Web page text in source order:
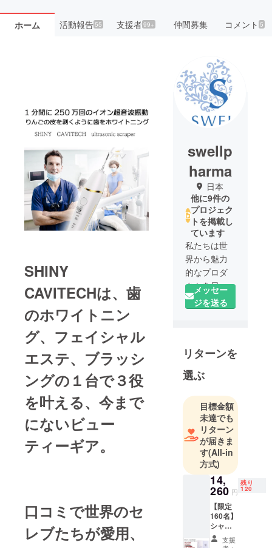
ホーム 活動報告55 支援者99+ 仲間募集 コメント5
SHINY
CAVITECHは、歯
のホワイトニン
グ、フェイシャル
エステ、ブラッシ
ングの１台で３役
を叶える、今まで
にないビュー
ティーギア。
口コミで世界のセ
レブたちが愛用、
swellp
harma
日本
他に9件の
プロジェク
トを掲載し
ています
私たちは世
界から魅力
的なプロダ
クトを日本
へご紹介す
るために
ファウン
業部を立ち
た。様々な
業種の企業
と共同開発
でプロダク
トをリリー
スしてまい
ります。
デザイン性
に富み、か
つ高品質で
革新的なプ
メッセー
ジを送る
リターンを
選ぶ
目標金額
未達でも
リターン
が届きま
す(All-in
方式)
14,
260 円
残り
120
【限定
160名】
シャイ
ニー
キャビ
支援